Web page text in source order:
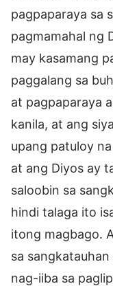
pagpaparaya sa
pagmamahal ng
may kasamang
paggalang sa
at pagpaparaya
kanila, at ang
upang patuloy
at ang Diyos ay
saloobin sa
hindi talaga ito
itong magbago.
sa
nag-iiba sa